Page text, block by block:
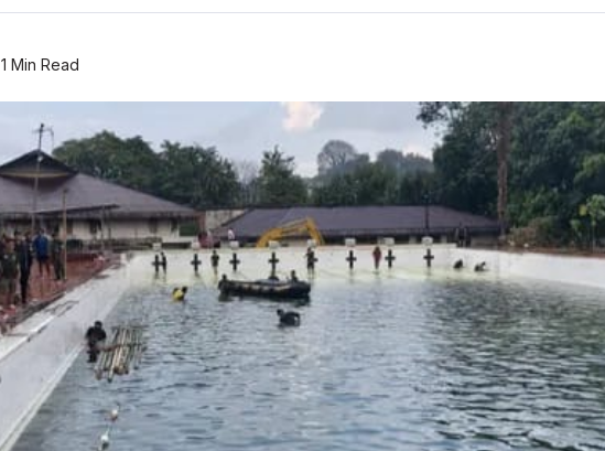
1 Min Read